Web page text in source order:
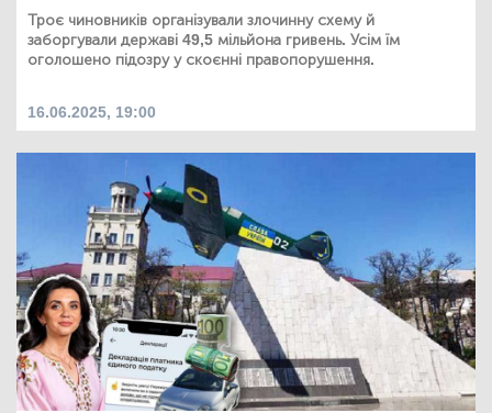
Троє чиновників організували злочинну схему й
заборгували державі 49,5 мільйона гривень. Усім їм
оголошено підозру у скоєнні правопорушення.
16.06.2025, 19:00